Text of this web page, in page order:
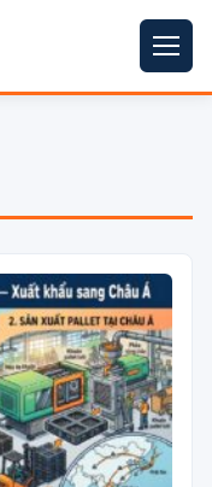
▼
▼
▼
▼